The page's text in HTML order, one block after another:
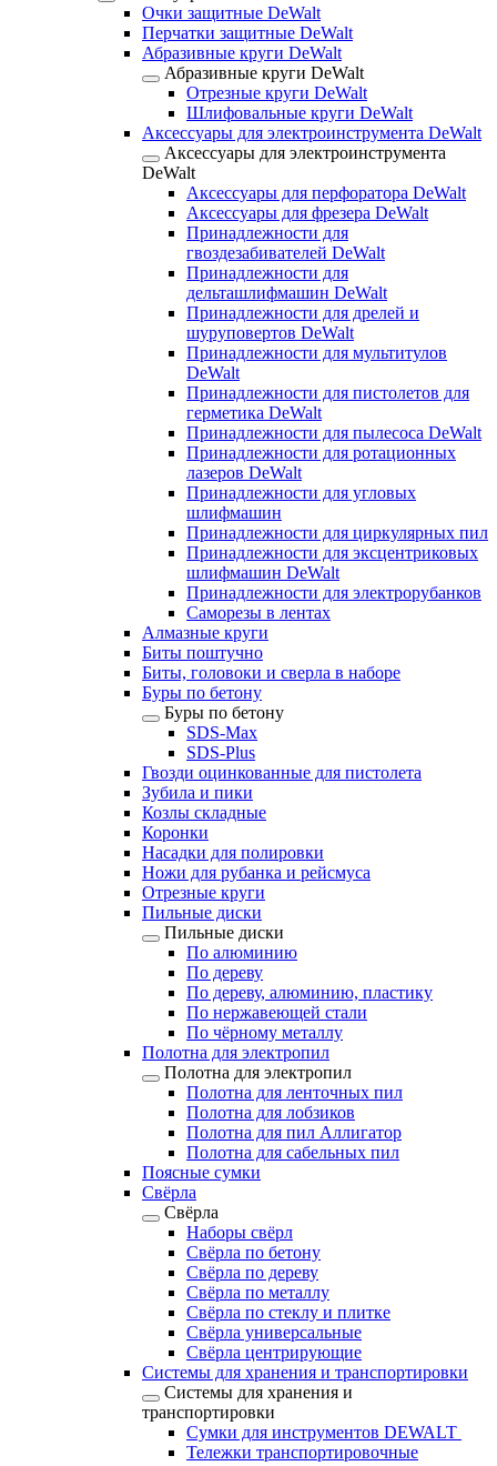
Очки защитные DeWalt
Перчатки защитные DeWalt
Абразивные круги DeWalt
Абразивные круги DeWalt
Отрезные круги DeWalt
Шлифовальные круги DeWalt
Аксессуары для электроинструмента DeWalt
Аксессуары для электроинструмента
DeWalt
Аксессуары для перфоратора DeWalt
Аксессуары для фрезера DeWalt
Принадлежности для
гвоздезабивателей DeWalt
Принадлежности для
дельташлифмашин DeWalt
Принадлежности для дрелей и
шуруповертов DeWalt
Принадлежности для мультитулов
DeWalt
Принадлежности для пистолетов для
герметика DeWalt
Принадлежности для пылесоса DeWalt
Принадлежности для ротационных
лазеров DeWalt
Принадлежности для угловых
шлифмашин
Принадлежности для циркулярных пил
Принадлежности для эксцентриковых
шлифмашин DeWalt
Принадлежности для электрорубанков
Саморезы в лентах
Алмазные круги
Биты поштучно
Биты, головоки и сверла в наборе
Буры по бетону
Буры по бетону
SDS-Max
SDS-Plus
Гвозди оцинкованные для пистолета
Зубила и пики
Козлы складные
Коронки
Насадки для полировки
Ножи для рубанка и рейсмуса
Отрезные круги
Пильные диски
Пильные диски
По алюминию
По дереву
По дереву, алюминию, пластику
По нержавеющей стали
По чёрному металлу
Полотна для электропил
Полотна для электропил
Полотна для ленточных пил
Полотна для лобзиков
Полотна для пил Аллигатор
Полотна для сабельных пил
Поясные сумки
Свёрла
Свёрла
Наборы свёрл
Свёрла по бетону
Свёрла по дереву
Свёрла по металлу
Свёрла по стеклу и плитке
Свёрла универсальные
Свёрла центрирующие
Системы для хранения и транспортировки
Системы для хранения и
транспортировки
Сумки для инструментов DEWALT
Тележки транспортировочные